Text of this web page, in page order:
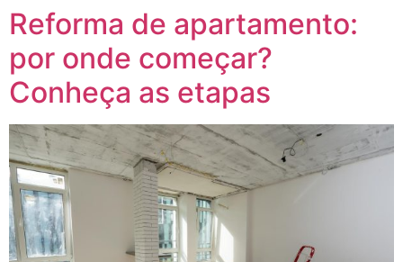
Reforma de apartamento:
por onde começar?
Conheça as etapas